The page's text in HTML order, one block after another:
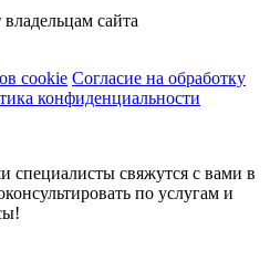
сайта
cookie Согласие на обработку
конфиденциальности
специалисты свяжутся с вами в
по услугам и